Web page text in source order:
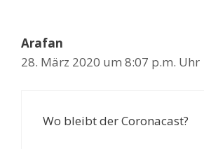
Arafan
28. März 2020 um 8:07 p.m. Uhr
Wo bleibt der Coronacast?